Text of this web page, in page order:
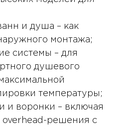
и душа – как
монтажа;
системы – для
душевого
температуры;
и воронки – включая
решения с